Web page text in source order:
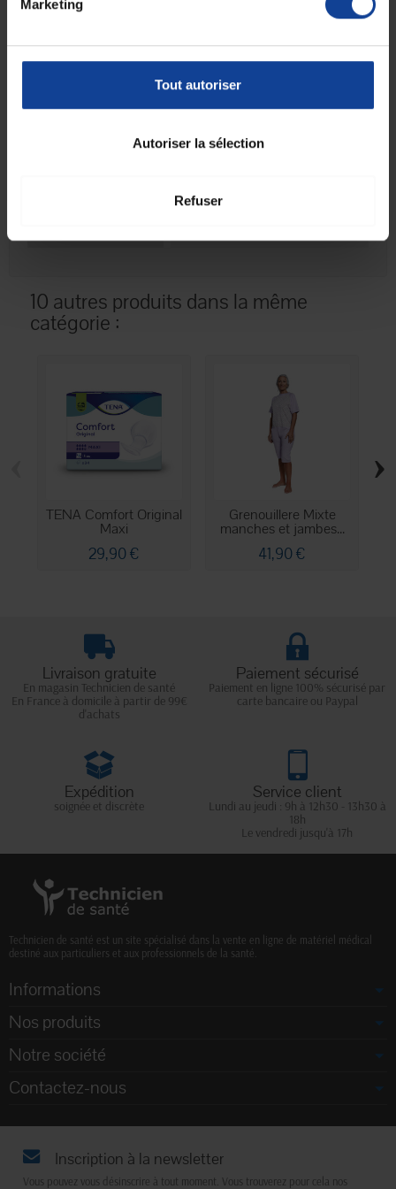
Marketing
Tout autoriser
Autoriser la sélection
Refuser
tiendra alors toute seule
, sans prendre le risque qu'elle tombe et
Fiche technique
Fiche technique
Unité(s)
10 autres produits dans la même
catégorie :
TENA Comfort Original
Maxi
29,90 €
Grenouillere Mixte
manches et jambes...
41,90 €
›
Livraison gratuite
En magasin Technicien de santé
En France à domicile à partir de 99€
d'achats
Paiement sécurisé
Paiement en ligne 100% sécurisé par
carte bancaire ou Paypal
Expédition
soignée et discrète
Service client
Lundi au jeudi : 9h à 12h30 - 13h30 à
18h
Le vendredi jusqu'à 17h
Technicien de santé est un site spécialisé dans la vente en ligne de matériel médical
destiné aux particuliers et aux professionnels de la santé.
Informations
Nos produits
Notre société
Contactez-nous
Inscription à la newsletter
Vous pouvez vous désinscrire à tout moment. Vous trouverez pour cela nos